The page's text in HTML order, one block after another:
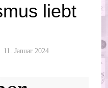
liebt
11. Januar 2024